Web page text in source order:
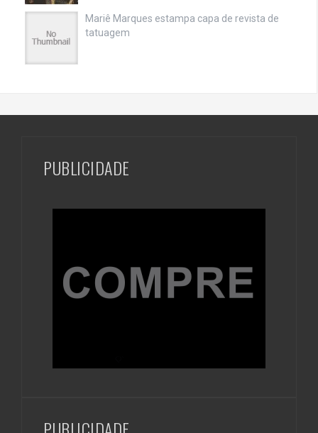
Mariê Marques estampa capa de revista de
tatuagem
PUBLICIDADE